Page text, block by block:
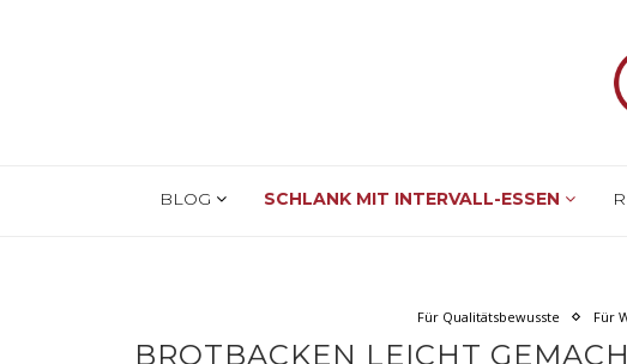
BLOG SCHLANK MIT INTERVALL-ESSEN
Für Qualitätsbewusste Für
BROTBACKEN LEICHT